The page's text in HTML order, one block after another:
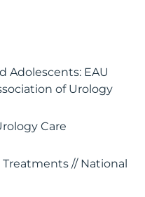
Adolescents: EAU
of Urology
Care
// National